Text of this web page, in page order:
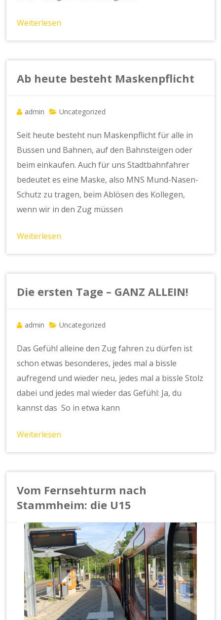
Weiterlesen
Ab heute besteht Maskenpflicht
admin Uncategorized
Seit heute besteht nun Maskenpflicht für alle in
Bussen und Bahnen, auf den Bahnsteigen oder
beim einkaufen. Auch für uns Stadtbahnfahrer
bedeutet es eine Maske, also MNS Mund-Nasen-
Schutz zu tragen, beim Ablösen des Kollegen,
wenn wir in den Zug müssen
Weiterlesen
Die ersten Tage – GANZ ALLEIN!
admin Uncategorized
Das Gefühl alleine den Zug fahren zu dürfen ist
schon etwas besonderes, jedes mal a bissle
aufregend und wieder neu, jedes mal a bissle Stolz
dabei und jedes mal wieder das Gefühl: Ja, du
kannst das So in etwa kann
Weiterlesen
Vom Fernsehturm nach
Stammheim: die U15